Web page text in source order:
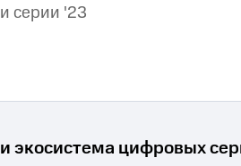
серии '23
экосистема цифровых